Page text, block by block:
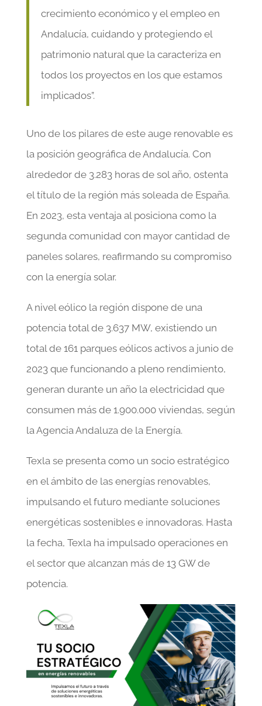
crecimiento económico y el empleo en
Andalucía, cuidando y protegiendo el
patrimonio natural que la caracteriza en
todos los proyectos en los que estamos
implicados”.
Uno de los pilares de este auge renovable es
la posición geográfica de Andalucía. Con
alrededor de 3.283 horas de sol año, ostenta
el título de la región más soleada de España.
En 2023, esta ventaja al posiciona como la
segunda comunidad con mayor cantidad de
paneles solares, reafirmando su compromiso
con la energía solar.
A nivel eólico la región dispone de una
potencia total de 3.637 MW, existiendo un
total de 161 parques eólicos activos a junio de
2023 que funcionando a pleno rendimiento,
generan durante un año la electricidad que
consumen más de 1.900.000 viviendas, según
la Agencia Andaluza de la Energía.
Texla se presenta como un socio estratégico
en el ámbito de las energías renovables,
impulsando el futuro mediante soluciones
energéticas sostenibles e innovadoras. Hasta
la fecha, Texla ha impulsado operaciones en
el sector que alcanzan más de 13 GW de
potencia.